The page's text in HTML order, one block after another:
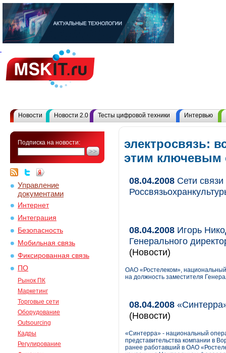
Новости Новости 2.0 Тесты цифровой техники Интервью
Подписка на новости:
Управление
документами
Интернет
Интеграция
Безопасность
Мобильная связь
Фиксированная связь
ПО
Рынок ПК
Маркетинг
Торговые сети
Оборудование
Outsourcing
Кадры
Регулирование
электросвязь:
этим ключевым
08.04.2008 Сети
08.04.2008 Игорь
Генерального
(Новости)
ОАО «Ростелеком»,
на должность заместителя
08.04.2008
(Новости)
«Синтерра» - национальный
представительства компании в
ранее работавший в ОАО